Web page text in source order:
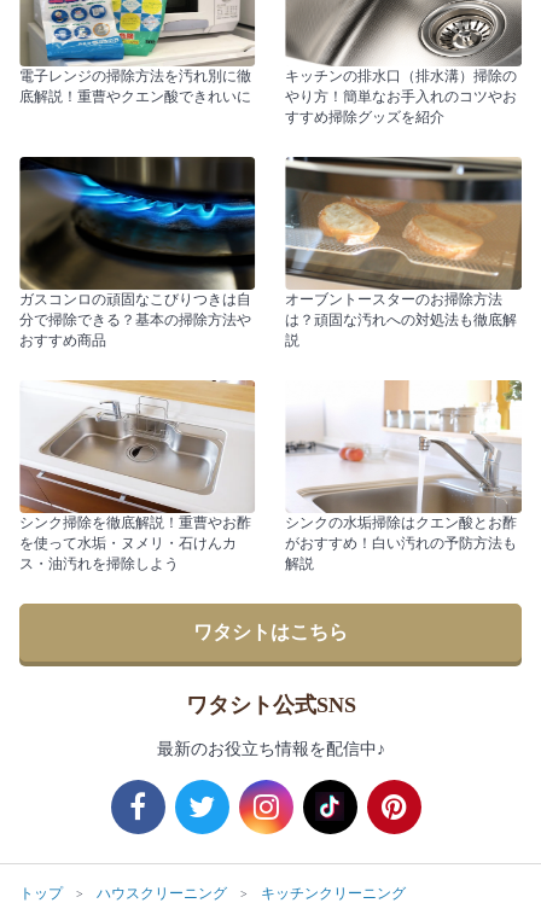
電子レンジの掃除方法を汚れ別に徹
底解説！重曹やクエン酸できれいに
キッチンの排水口（排水溝）掃除の
やり方！簡単なお手入れのコツやお
すすめ掃除グッズを紹介
ガスコンロの頑固なこびりつきは自
分で掃除できる？基本の掃除方法や
おすすめ商品
オーブントースターのお掃除方法
は？頑固な汚れへの対処法も徹底解
説
シンク掃除を徹底解説！重曹やお酢
を使って水垢・ヌメリ・石けんカ
ス・油汚れを掃除しよう
シンクの水垢掃除はクエン酸とお酢
がおすすめ！白い汚れの予防方法も
解説
ワタシトはこちら
ワタシト公式SNS
最新のお役立ち情報を配信中♪
トップ ハウスクリーニング
キッチンクリーニング